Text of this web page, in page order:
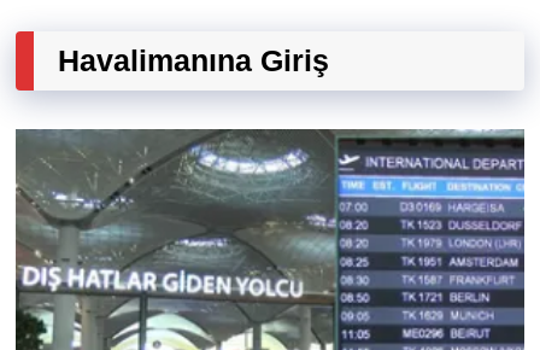
Havalimanına Giriş